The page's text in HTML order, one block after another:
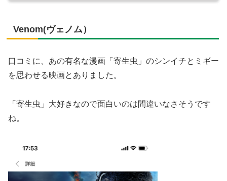
Venom(ヴェノム）
口コミに、あの有名な漫画「寄生虫」のシンイチとミギー
を思わせる映画とありました。
「寄生虫」大好きなので面白いのは間違いなさそうです
ね。